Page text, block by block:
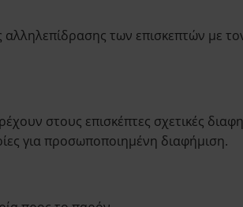
των επισκεπτών με
στους επισκέπτες σχετικές
για προσωποποιημένη διαφήμιση.